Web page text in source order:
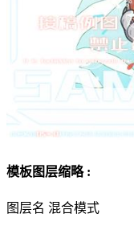
模板图层缩略 :
图层名 混合模式